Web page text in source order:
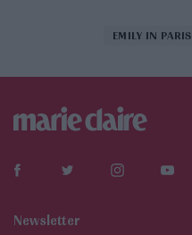
EMILY IN PARIS
Newsletter